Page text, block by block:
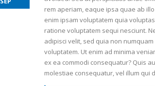
rem aperiam, eaque ipsa quae ab
enim ipsam voluptatem quia
ratione voluptatem sequi nesciunt.
adipisci velit, sed quia non
voluptatem. Ut enim ad minima
ex ea commodi consequatur? Quis
molestiae consequatur, vel illum qui